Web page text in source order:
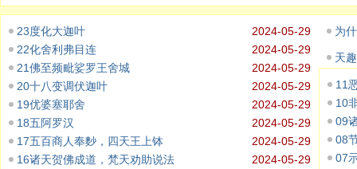
2024-05-29
23度化大迦叶
2024-05-29
22化舍利弗目连
2024-05-29
21佛至频毗娑罗王舍城
2024-05-29
20十八变调伏迦叶
2024-05-29
19优婆塞耶舍
2024-05-29
18五阿罗汉
2024-05-29
17五百商人奉麨，四天王上钵
2024-05-29
16诸天贺佛成道，梵天劝助说法
为
天
11
10
09
08
07